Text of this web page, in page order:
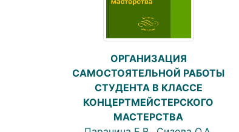
ОРГАНИЗАЦИЯ
САМОСТОЯТЕЛЬНОЙ РАБОТЫ
СТУДЕНТА В КЛАССЕ
КОНЦЕРТМЕЙСТЕРСКОГО
МАСТЕРСТВА